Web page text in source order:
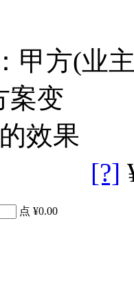
甲方(业
[?]
点 ¥0.00